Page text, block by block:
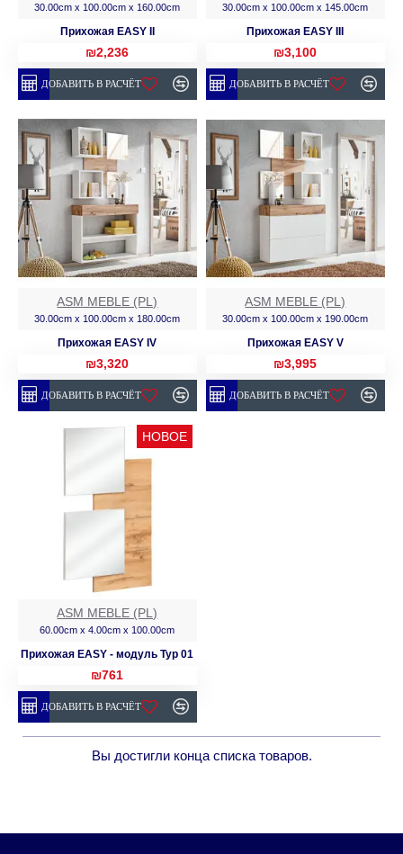
30.00cm x 100.00cm x 160.00cm
Прихожая EASY II
₪2,236
ДОБАВИТЬ В РАСЧЁТ
30.00cm x 100.00cm x 145.00cm
Прихожая EASY III
₪3,100
ДОБАВИТЬ В РАСЧЁТ
ASM MEBLE (PL)
30.00cm x 100.00cm x 180.00cm
Прихожая EASY IV
₪3,320
ДОБАВИТЬ В РАСЧЁТ
ASM MEBLE (PL)
30.00cm x 100.00cm x 190.00cm
Прихожая EASY V
₪3,995
ДОБАВИТЬ В РАСЧЁТ
НОВОЕ
ASM MEBLE (PL)
60.00cm x 4.00cm x 100.00cm
Прихожая EASY - модуль Typ 01
₪761
ДОБАВИТЬ В РАСЧЁТ
Вы достигли конца списка товаров.